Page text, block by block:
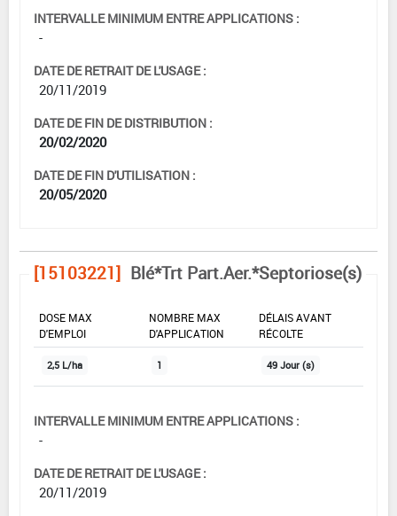
INTERVALLE MINIMUM ENTRE APPLICATIONS :
-
DATE DE RETRAIT DE L'USAGE :
20/11/2019
DATE DE FIN DE DISTRIBUTION :
20/02/2020
DATE DE FIN D'UTILISATION :
20/05/2020
[15103221] Blé*Trt Part.Aer.*Septoriose(s)
DOSE MAX
D'EMPLOI
NOMBRE MAX
D'APPLICATION
DÉLAIS AVANT
RÉCOLTE
2,5 L/ha 1 49 Jour (s)
INTERVALLE MINIMUM ENTRE APPLICATIONS :
-
DATE DE RETRAIT DE L'USAGE :
20/11/2019